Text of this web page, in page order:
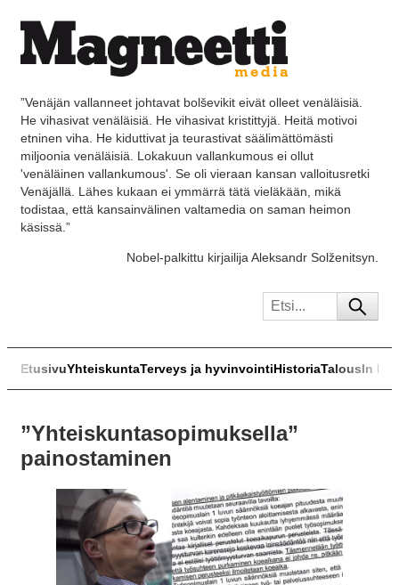
”Venäjän vallanneet johtavat bolševikit eivät olleet venäläisiä.
He vihasivat venäläisiä. He vihasivat kristittyjä. Heitä motivoi
etninen viha. He kiduttivat ja teurastivat säälimättömästi
miljoonia venäläisiä. Lokakuun vallankumous ei ollut
'venäläinen vallankumous'. Se oli vieraan kansan valloitusretki
Venäjällä. Lähes kukaan ei ymmärrä tätä vieläkään, mikä
todistaa, että kansainvälinen valtamedia on saman heimon
käsissä.”
Nobel-palkittu kirjailija Aleksandr Solženitsyn.
EtusivuYhteiskuntaTerveys ja hyvinvointiHistoriaTalousIn
”Yhteiskuntasopimuksella”
painostaminen